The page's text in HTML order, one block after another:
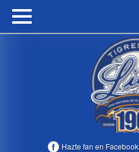
HOME
Hazte fan en Facebook